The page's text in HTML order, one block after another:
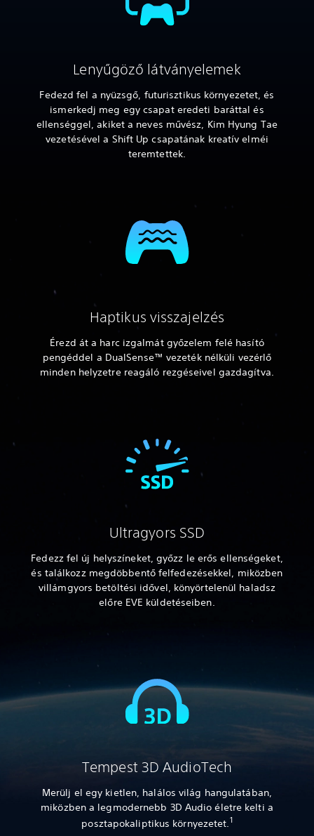
Lenyűgöző látványelemek
Fedezd fel a nyüzsgő, futurisztikus környezetet, és
ismerkedj meg egy csapat eredeti baráttal és
ellenséggel, akiket a neves művész, Kim Hyung Tae
vezetésével a Shift Up csapatának kreatív elméi
teremtettek.
Haptikus visszajelzés
Érezd át a harc izgalmát győzelem felé hasító
pengéddel a DualSense™ vezeték nélküli vezérlő
minden helyzetre reagáló rezgéseivel gazdagítva.
Ultragyors SSD
Fedezz fel új helyszíneket, győzz le erős ellenségeket,
és találkozz megdöbbentő felfedezésekkel, miközben
villámgyors betöltési idővel, könyörtelenül haladsz
előre EVE küldetéseiben.
Tempest 3D AudioTech
Merülj el egy kietlen, halálos világ hangulatában,
miközben a legmodernebb 3D Audio életre kelti a
posztapokaliptikus környezetet.1